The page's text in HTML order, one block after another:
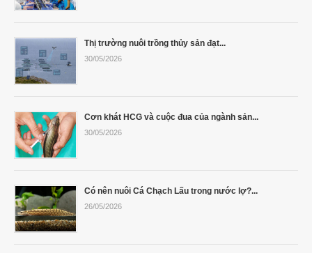
Thị trường nuôi trồng thủy sản đạt...
30/05/2026
Cơn khát HCG và cuộc đua của ngành sản...
30/05/2026
Có nên nuôi Cá Chạch Lấu trong nước lợ?...
26/05/2026